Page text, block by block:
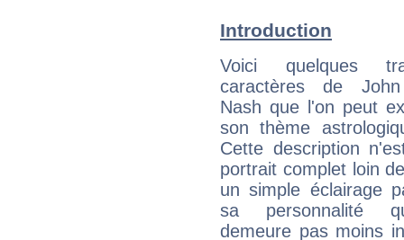
Introduction
Voici quelques
caractères de
Nash que l'on peut
son thème
Cette description
portrait complet loin
un simple éclairage
sa personnalité
demeure pas moins